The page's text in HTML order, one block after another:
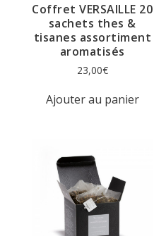
Coffret VERSAILLE 20
sachets thes &
tisanes assortiment
aromatisés
23,00€
Ajouter au panier